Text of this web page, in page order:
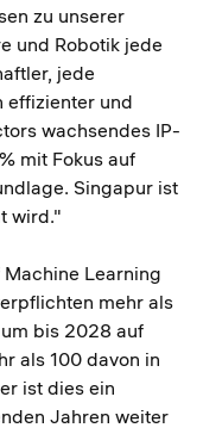
zu unserer
und Robotik jede
jede
effizienter und
wachsendes IP-
mit Fokus auf
Singapur ist
wird."
Machine Learning
mehr als
bis 2028 auf
als 100 davon in
ist dies ein
Jahren weiter